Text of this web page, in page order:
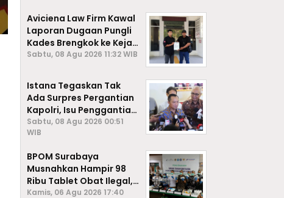
Aviciena Law Firm Kawal
Laporan Dugaan Pungli
Kades Brengkok ke Kejari
Lamongan
Sabtu, 08 Agu 2026 11:32 WIB
Istana Tegaskan Tak
Ada Surpres Pergantian
Kapolri, Isu Penggantian
Listyo Sigit Dipastikan
Hoaks
Sabtu, 08 Agu 2026 00:51
WIB
BPOM Surabaya
Musnahkan Hampir 98
Ribu Tablet Obat Ilegal,
Cegah Penyalahgunaan
Kamis, 06 Agu 2026 17:40